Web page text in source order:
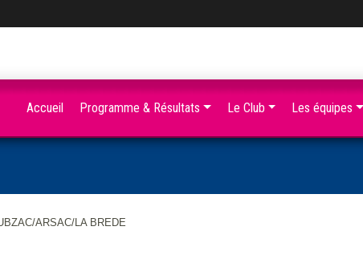
ARSAC/LA BREDE
Accueil Programme & Résultats Le Club Les équipes